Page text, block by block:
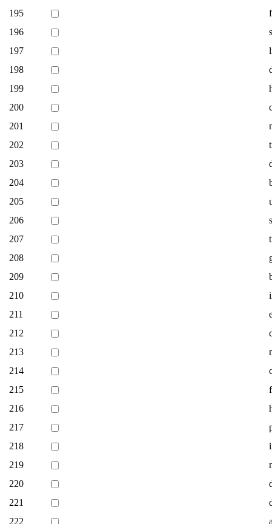
195
196
197
198
199
200
201
202
203
204
205
206
207
208
209
210
211
212
213
214
215
216
217
218
219
220
221
222